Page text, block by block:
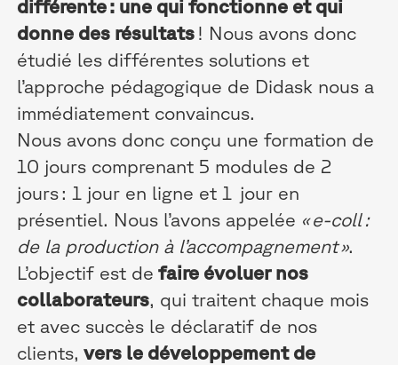
différente : une qui fonctionne et qui
donne des résultats ! Nous avons donc
étudié les différentes solutions et
l’approche pédagogique de Didask nous a
immédiatement convaincus.
Nous avons donc conçu une formation de
10 jours comprenant 5 modules de 2
jours : 1 jour en ligne et 1 jour en
présentiel. Nous l’avons appelée « e-coll :
de la production à l’accompagnement ».
L’objectif est de faire évoluer nos
collaborateurs, qui traitent chaque mois
et avec succès le déclaratif de nos
clients, vers le développement de